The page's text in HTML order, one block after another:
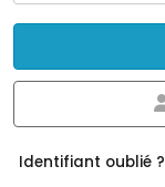
Identifiant oublié ?